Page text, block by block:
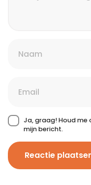
Ja, graag! Houd me
mijn bericht.
Reactie